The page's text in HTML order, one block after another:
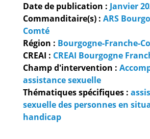
Date de publication : Janvier
Commanditaire(s) : ARS
Comté
Région : Bourgogne-Franche-
CREAI : CREAI Bourgogne
Champ d'intervention :
assistance sexuelle
Thématiques spécifiques :
sexuelle des personnes en
handicap